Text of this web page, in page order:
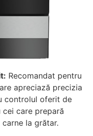
Recomandat pentru
apreciază precizia
controlul oferit de
care prepară
la grătar.